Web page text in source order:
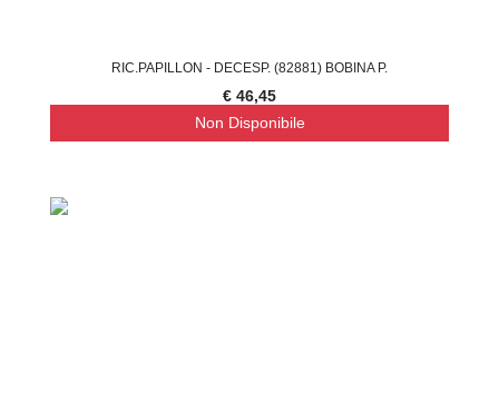
RIC.PAPILLON - DECESP. (82881) BOBINA P.
€ 46,45
Non Disponibile